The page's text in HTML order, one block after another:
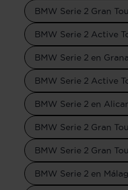
BMW Serie 2 Gran
BMW Serie 2 Active
BMW Serie 2 en
BMW Serie 2 Active
BMW Serie 2 en
BMW Serie 2 Gran
BMW Serie 2 Gran
BMW Serie 2 en